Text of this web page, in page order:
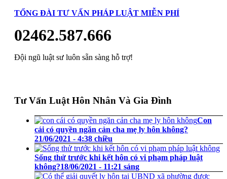
TỔNG ĐÀI TƯ VẤN PHÁP LUẬT MIỄN PHÍ
02462.587.666
Đội ngũ luật sư luôn sẵn sàng hỗ trợ!
Tư Vấn Luật Hôn Nhân Và Gia Đình
Con
cái có quyền ngăn cản cha mẹ ly hôn không?
21/06/2021 - 4:38 chiều
Sống thử trước khi kết hôn có vi phạm pháp luật
không?18/06/2021 - 11:21 sáng